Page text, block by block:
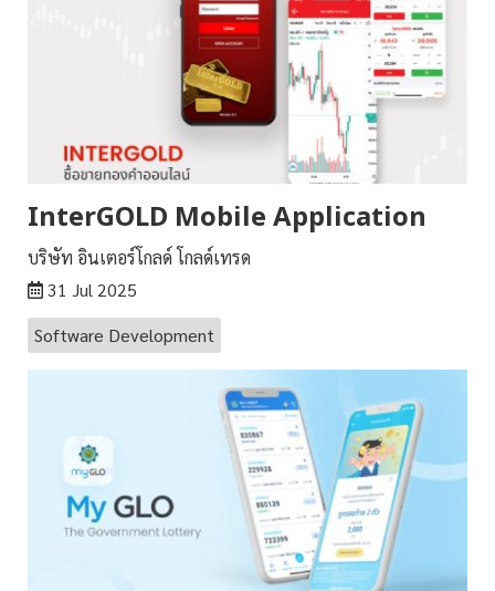
InterGOLD Mobile Application
บริษัท อินเตอร์โกลด์ โกลด์เทรด
31 Jul 2025
Software Development